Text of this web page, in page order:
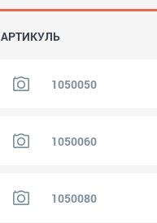
АРТИКУЛЬ
1050050
1050060
1050080